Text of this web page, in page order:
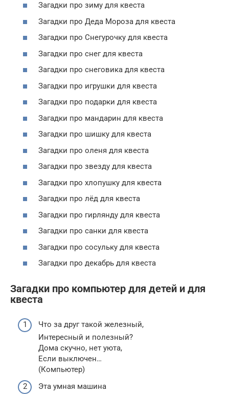
Загадки про зиму для квеста
Загадки про Деда Мороза для квеста
Загадки про Снегурочку для квеста
Загадки про снег для квеста
Загадки про снеговика для квеста
Загадки про игрушки для квеста
Загадки про подарки для квеста
Загадки про мандарин для квеста
Загадки про шишку для квеста
Загадки про оленя для квеста
Загадки про звезду для квеста
Загадки про хлопушку для квеста
Загадки про лёд для квеста
Загадки про гирлянду для квеста
Загадки про санки для квеста
Загадки про сосульку для квеста
Загадки про декабрь для квеста
Загадки про компьютер для детей и для
квеста
Что за друг такой ­железный,
Интересный и полезный?
Дома скучно, нет уюта,
Если выключен…
(Компьютер)
Эта умная машина